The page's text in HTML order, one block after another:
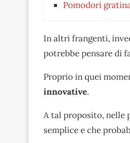
Pomodori
In altri frangenti,
potrebbe pensare di
Proprio in quei
innovative.
A tal proposito, nelle
semplice e che